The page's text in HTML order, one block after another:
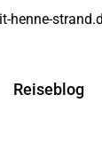
henne-
Reiseblog